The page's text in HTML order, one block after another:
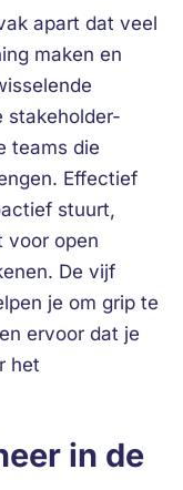
apart dat veel
maken en
stakeholder-
teams die
Effectief
stuurt,
voor open
De vijf
je om grip te
ervoor dat je
het
in de